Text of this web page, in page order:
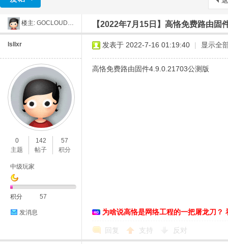
» › ›
楼主: GOCLOUD刘工 【2022年7月15日】高恪免费路由固
lsllxr
0
主题
142
帖子
57
积分
中级玩家
积分 57
发消息
发表于 2022-7-16 01:19:40 | 显示全
高恪免费路由固件4.9.0.21703公测版
为啥说高恪是网络工程的一把屠龙刀？
回复 支持 反对